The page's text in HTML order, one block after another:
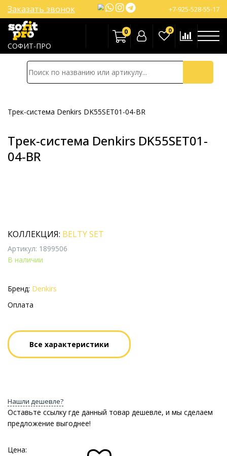
СОФИТ-ПРО
+7-925-528-55-17
Заказать звонок
0 0
Трек-система Denkirs DK55SET01-04-BR
Трек-система Denkirs DK55SET01-
04-BR
КОЛЛЕКЦИЯ: BELTY SET
Артикул: 1899506
В наличии
Бренд: Denkirs
Оплата
Все характеристики
Нашли дешевле?
Оставьте ссылку где данный товар дешевле, и мы сделаем
предложение выгоднее!
Цена: